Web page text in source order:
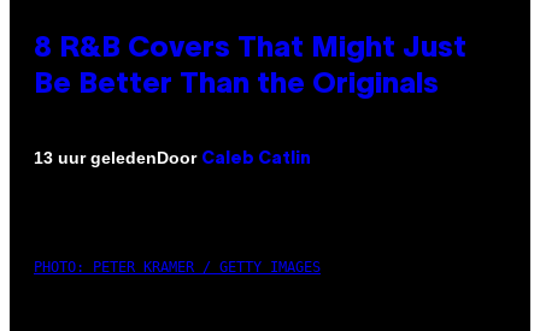
8 R&B Covers That Might Just
Be Better Than the Originals
13 uur geledenDoor Caleb Catlin
PHOTO: PETER KRAMER / GETTY IMAGES